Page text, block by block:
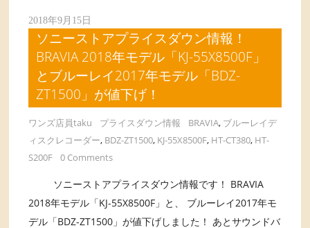
2018年9月15日
ソニーストアプライスダウン情報！
BRAVIA 2018年モデル「KJ-55X8500F」
とブルーレイ2017年モデル「BDZ-
ZT1500」が値下げ！
ワンズ店員taku プライスダウン情報 BRAVIA, ブルーレイデ
ィスクレコーダー, BDZ-ZT1500, KJ-55X8500F, HT-CT380, HT-
S200F
0 Comments
ソニーストアプライスダウン情報です！ BRAVIA
2018年モデル「KJ-55X8500F」と、 ブルーレイ2017年モ
デル「BDZ-ZT1500」が値下げしました！ あとサウンドバ